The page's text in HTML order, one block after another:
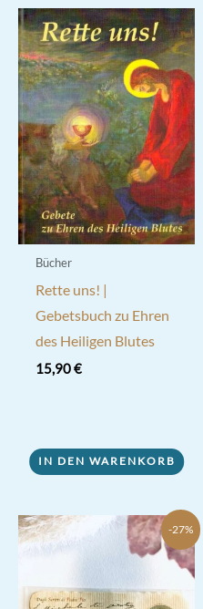
Bücher
Rette uns! |
Gebetsbuch zu Ehren
des Heiligen Blutes
15,90€
IN DEN WARENKORB
-27%